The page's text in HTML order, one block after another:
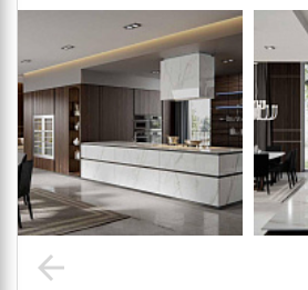
arrow_back